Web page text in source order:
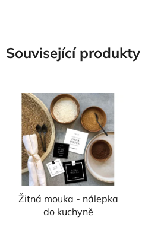
Související produkty
Žitná mouka - nálepka
do kuchyně